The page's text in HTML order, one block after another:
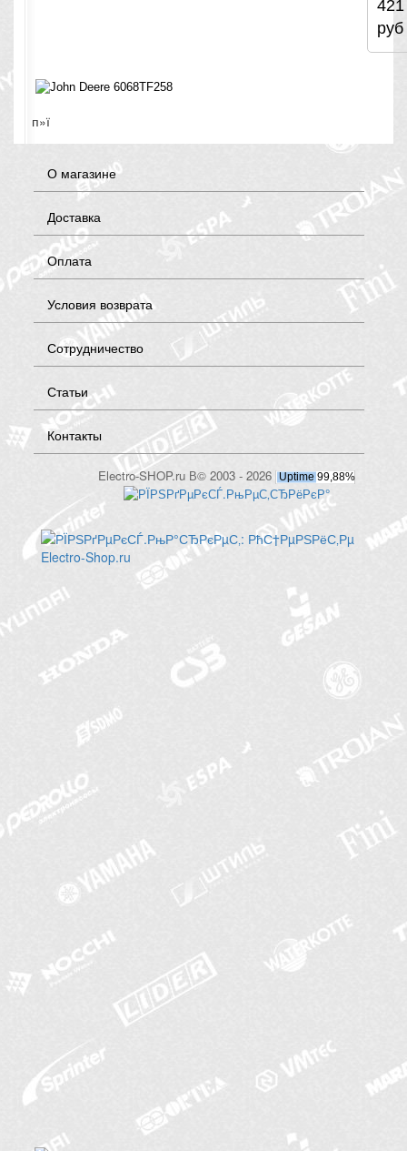
421
руб
п»ї
О магазине
Доставка
Оплата
Условия возврата
Сотрудничество
Статьи
Контакты
Electro-SHOP.ru В© 2003 - 2026